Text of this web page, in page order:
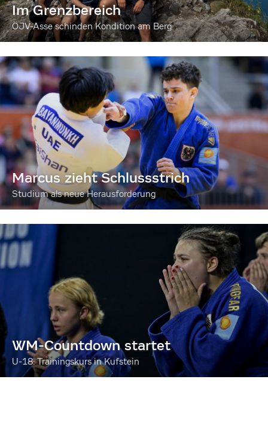
Im Grenzbereich
ÖJV-Asse schinden Kondition am Berg
Marcus zieht Schlussstrich
Studium als neue Herausforderung
WM-Countdown startet
U-18: Trainingskurs in Kufstein